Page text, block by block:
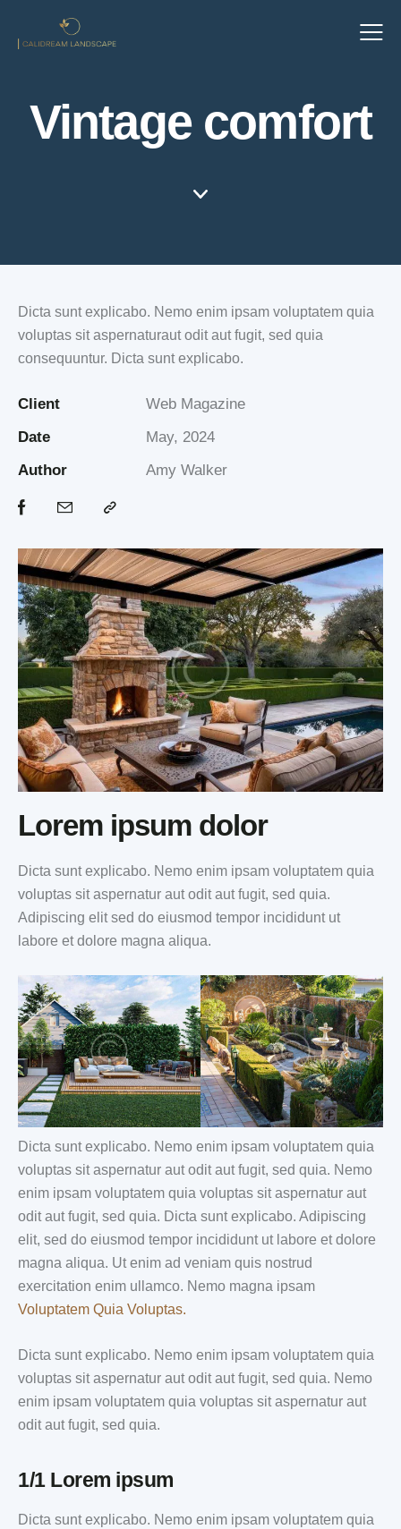
Vintage comfort
Dicta sunt explicabo. Nemo enim ipsam voluptatem quia
voluptas sit aspernaturaut odit aut fugit, sed quia
consequuntur. Dicta sunt explicabo.
Client
Web Magazine
Date
May, 2024
Author
Amy Walker
Lorem ipsum dolor
Dicta sunt explicabo. Nemo enim ipsam voluptatem quia
voluptas sit aspernatur aut odit aut fugit, sed quia.
Adipiscing elit sed do eiusmod tempor incididunt ut
labore et dolore magna aliqua.
Dicta sunt explicabo. Nemo enim ipsam voluptatem quia
voluptas sit aspernatur aut odit aut fugit, sed quia. Nemo
enim ipsam voluptatem quia voluptas sit aspernatur aut
odit aut fugit, sed quia. Dicta sunt explicabo. Adipiscing
elit, sed do eiusmod tempor incididunt ut labore et dolore
magna aliqua. Ut enim ad veniam quis nostrud
exercitation enim ullamco. Nemo magna ipsam
Voluptatem Quia Voluptas.
Dicta sunt explicabo. Nemo enim ipsam voluptatem quia
voluptas sit aspernatur aut odit aut fugit, sed quia. Nemo
enim ipsam voluptatem quia voluptas sit aspernatur aut
odit aut fugit, sed quia.
1/1 Lorem ipsum
Dicta sunt explicabo. Nemo enim ipsam voluptatem quia